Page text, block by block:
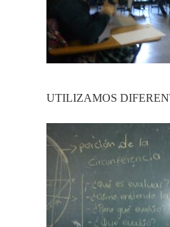
UTILIZAMOS